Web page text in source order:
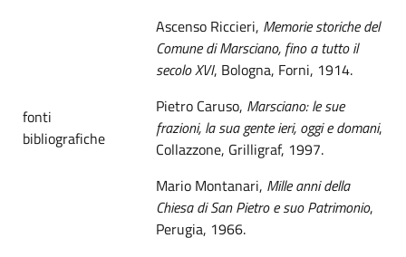
fonti
bibliografiche
Ascenso Riccieri, Memorie storiche del
Comune di Marsciano, fino a tutto il
secolo XVI, Bologna, Forni, 1914.
Pietro Caruso, Marsciano: le sue
frazioni, la sua gente ieri, oggi e domani,
Collazzone, Grilligraf, 1997.
Mario Montanari, Mille anni della
Chiesa di San Pietro e suo Patrimonio,
Perugia, 1966.